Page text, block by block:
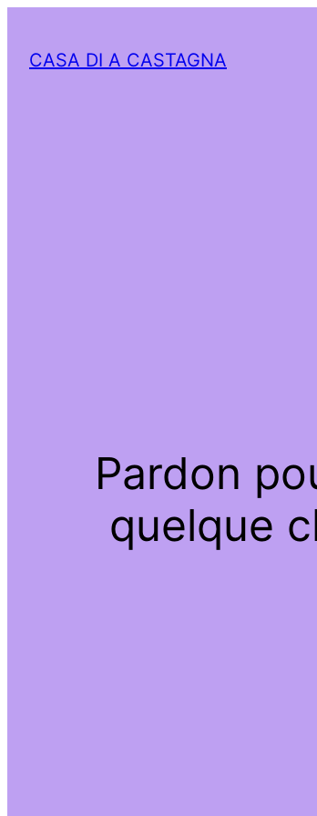
CASA DI A CASTAGNA
Pardon
quelque